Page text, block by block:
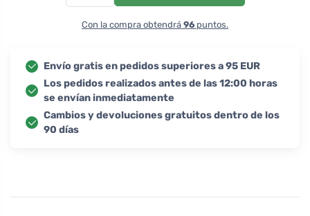
Con la compra obtendrá 96 puntos.
Envío gratis en pedidos superiores a 95 EUR
Los pedidos realizados antes de las 12:00 horas
se envían inmediatamente
Cambios y devoluciones gratuitos dentro de los
90 días